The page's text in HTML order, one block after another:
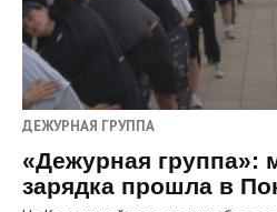
ДЕЖУРНАЯ ГРУППА
«Дежурная группа»:
зарядка прошла в